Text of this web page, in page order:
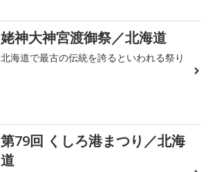
姥神大神宮渡御祭／北海道
北海道で最古の伝統を誇るといわれる祭り
第79回 くしろ港まつり／北海
道